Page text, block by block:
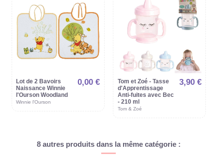
Lot de 2 Bavoirs
Naissance Winnie
l'Ourson Woodland
Winnie l'Ourson
0,00 €
Tom et Zoé - Tasse
d'Apprentissage
Anti-fuites avec Bec
- 210 ml
Tom & Zoé
3,90 €
8 autres produits dans la même catégorie :